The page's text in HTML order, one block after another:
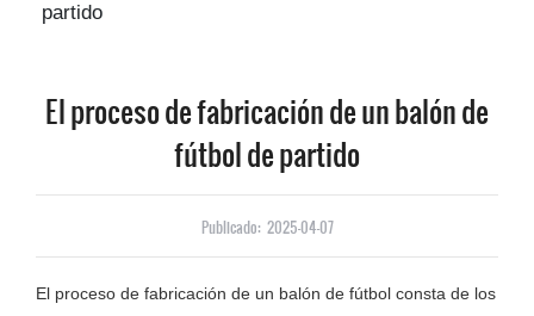
partido
El proceso de fabricación de un balón de
fútbol de partido
Publicado: 2025-04-07
El proceso de fabricación de un balón de fútbol consta de los